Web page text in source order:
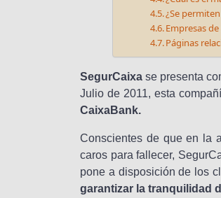
¿Se
Empresas
Páginas
SegurCaixa se presenta
Julio de 2011, esta
CaixaBank.
Conscientes de que en la
caros para fallecer,
pone a disposición de los
garantizar la tranquilidad